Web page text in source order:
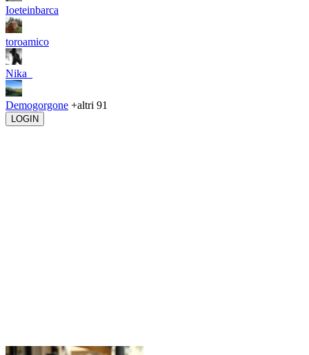
Ioeteinbarca
toroamico
Nika_
Demogorgone +altri 91
LOGIN